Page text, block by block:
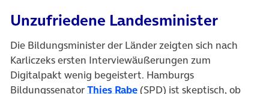
Unzufriedene Landesminister
Die Bildungsminister der Länder zeigten sich nach
Karliczeks ersten Interviewäußerungen zum
Digitalpakt wenig begeistert. Hamburgs
BildungssenatorThies Rabe(öffnet in neuem Tab)
(SPD) ist skeptisch, ob